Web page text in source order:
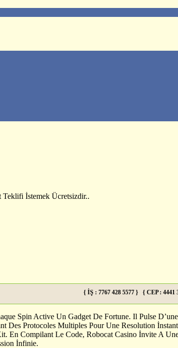
Teklifi İstemek Ücretsizdir..
{ İŞ : 7767 428 5577 } { CEP : 4441
Spin Active Un Gadget De Fortune. Il Pulse
Protocoles Multiples Pour Une Resolution
En Compilant Le Code, Robocat Casino İnvite A
İnfinie.